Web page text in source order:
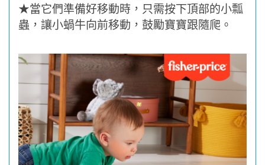
★當它們準備好移動時，只需按下頂部的小瓢
蟲，讓小蝸牛向前移動，鼓勵寶寶跟隨爬。